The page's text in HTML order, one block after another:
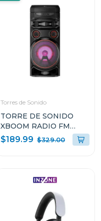
Torres de Sonido
TORRE DE SONIDO
XBOOM RADIO FM
MULTI BLUETOOTH
SUPER BASS BOOST
$189.99 $329.00